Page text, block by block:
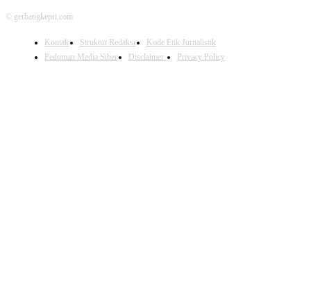
© gerbangkepri.com
Kontak Struktur Redaksi
Kode Etik Jurnalistik
Pedoman Media Siber
Disclaimer Privacy Policy